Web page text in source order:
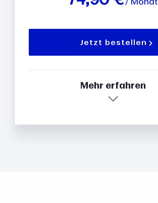
Jetzt bestellen
Mehr erfahren